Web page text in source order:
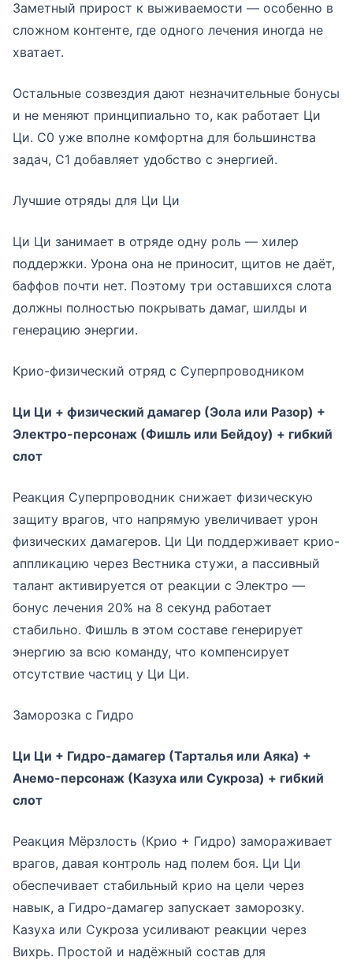
Заметный прирост к выживаемости — особенно в
сложном контенте, где одного лечения иногда не
хватает.
Остальные созвездия дают незначительные бонусы
и не меняют принципиально то, как работает Ци
Ци. С0 уже вполне комфортна для большинства
задач, С1 добавляет удобство с энергией.
Лучшие отряды для Ци Ци
Ци Ци занимает в отряде одну роль — хилер
поддержки. Урона она не приносит, щитов не даёт,
баффов почти нет. Поэтому три оставшихся слота
должны полностью покрывать дамаг, шилды и
генерацию энергии.
Крио-физический отряд с Суперпроводником
Ци Ци + физический дамагер (Эола или Разор) +
Электро-персонаж (Фишль или Бейдоу) + гибкий
слот
Реакция Суперпроводник снижает физическую
защиту врагов, что напрямую увеличивает урон
физических дамагеров. Ци Ци поддерживает крио-
аппликацию через Вестника стужи, а пассивный
талант активируется от реакции с Электро —
бонус лечения 20% на 8 секунд работает
стабильно. Фишль в этом составе генерирует
энергию за всю команду, что компенсирует
отсутствие частиц у Ци Ци.
Заморозка с Гидро
Ци Ци + Гидро-дамагер (Тарталья или Аяка) +
Анемо-персонаж (Казуха или Сукроза) + гибкий
слот
Реакция Мёрзлость (Крио + Гидро) замораживает
врагов, давая контроль над полем боя. Ци Ци
обеспечивает стабильный крио на цели через
навык, а Гидро-дамагер запускает заморозку.
Казуха или Сукроза усиливают реакции через
Вихрь. Простой и надёжный состав для